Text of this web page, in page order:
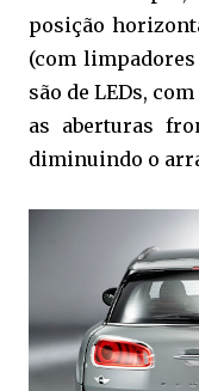
posição
(com
são de LEDs,
as aberturas
diminuindo o